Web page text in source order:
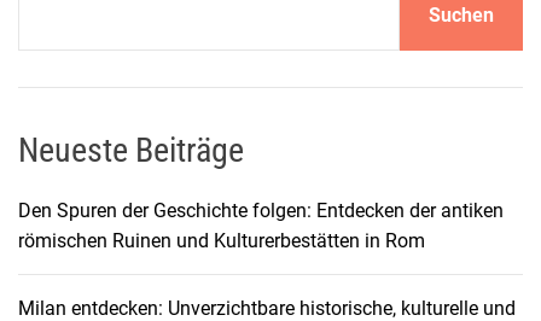
Suchen
Neueste Beiträge
Den Spuren der Geschichte folgen: Entdecken der antiken
römischen Ruinen und Kulturerbestätten in Rom
Milan entdecken: Unverzichtbare historische, kulturelle und